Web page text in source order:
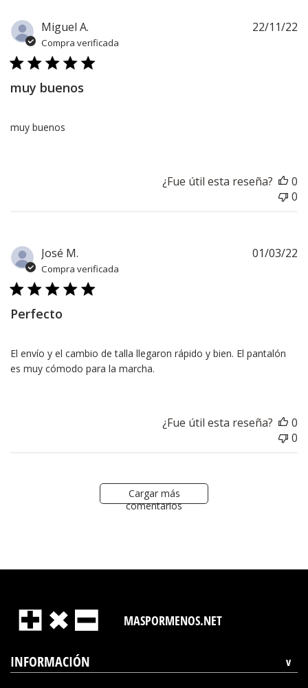
Miguel A.
Compra verificada
muy buenos
muy buenos
22/11/22
¿Fue útil esta reseña?
0
0
José M.
Compra verificada
Perfecto
El envío y el cambio de talla llegaron rápido y bien. El pantalón
es muy cómodo para la marcha.
01/03/22
¿Fue útil esta reseña?
0
0
Cargar más
comentarios
MASPORMENOS.NET
INFORMACIÓN